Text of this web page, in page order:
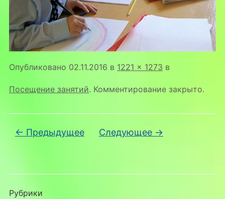
Опубликовано 02.11.2016 в 1221 × 1273 в
Посещение занятий. Комментирование закрыто.
← Предыдущее Следующее →
Рубрики